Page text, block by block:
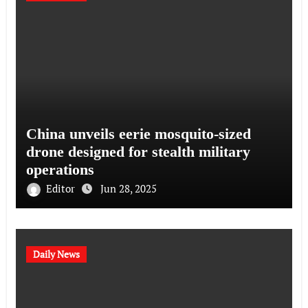
China unveils eerie mosquito-sized
drone designed for stealth military
operations
Editor Jun 28, 2025
Daily News